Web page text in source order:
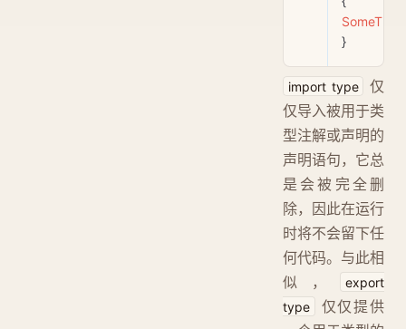
}
import type
仅
仅导入被用于类
型注解或声明的
声明语句，它总
是会被完全删
除，因此在运行
时将不会留下任
何代码。与此相
似，
export
type
仅仅提供